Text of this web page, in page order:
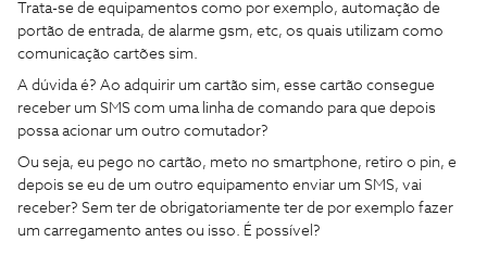
Trata-se de equipamentos como por exemplo, automação de
portão de entrada, de alarme gsm, etc, os quais utilizam como
comunicação cartões sim.
A dúvida é? Ao adquirir um cartão sim, esse cartão consegue
receber um SMS com uma linha de comando para que depois
possa acionar um outro comutador?
Ou seja, eu pego no cartão, meto no smartphone, retiro o pin, e
depois se eu de um outro equipamento enviar um SMS, vai
receber? Sem ter de obrigatoriamente ter de por exemplo fazer
um carregamento antes ou isso. É possível?